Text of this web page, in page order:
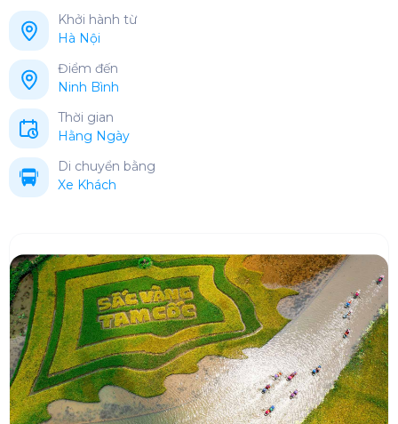
Khởi hành từ
Hà Nội
Điểm đến
Ninh Bình
Thời gian
Hằng Ngày
Di chuyển bằng
Xe Khách